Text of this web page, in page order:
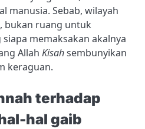
manusia. Sebab, wilayah
bukan ruang untuk
memaksakan akalnya
Allah Kisahsembunyikan
keraguan.
terhadap
hal gaib